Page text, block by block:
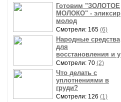
Готовим "ЗОЛОТОЕ
МОЛОКО" - эликсир
молод
Смотрели: 165 (6)
Народные средства
для
восстановления и у
Смотрели: 70 (2)
Что делать с
уплотнениями в
груди?
Смотрели: 126 (1)